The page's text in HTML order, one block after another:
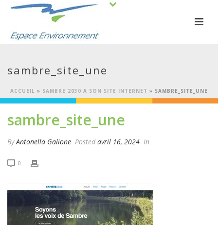
sambre_site_une
ACCUEIL » SAMBRE 2030 A SON SITE INTERNET » SAMBRE_SITE_UNE
sambre_site_une
ByAntonella Galione Posted avril 16, 2024 In
0